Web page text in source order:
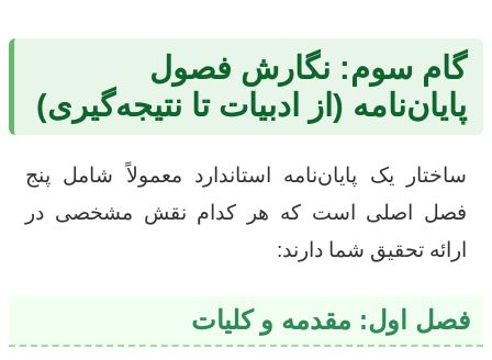
گام سوم: نگارش فصول
پایان‌نامه (از ادبیات تا نتیجه‌گیری)
ساختار یک پایان‌نامه استاندارد معمولاً شامل پنج
فصل اصلی است که هر کدام نقش مشخصی در
ارائه تحقیق شما دارند:
فصل اول: مقدمه و کلیات